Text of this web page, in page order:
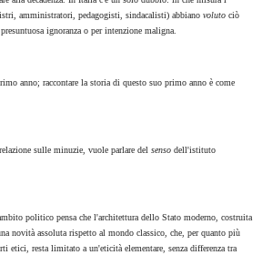
amministratori, pedagogisti, sindacalisti) abbiano voluto ciò
ignoranza o per intenzione maligna.
anno; raccontare la storia di questo suo primo anno è come
sulle minuzie, vuole parlare del senso dell'istituto
politico pensa che l'architettura dello Stato moderno, costruita
novità assoluta rispetto al mondo classico, che, per quanto più
etici, resta limitato a un'eticità elementare, senza differenza tra